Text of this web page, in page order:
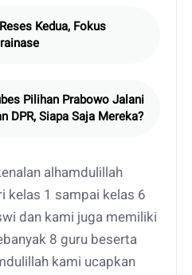
Kedua, Fokus
Pilihan Prabowo Jalani
DPR, Siapa Saja Mereka?
alhamdulillah
kelas 1 sampai kelas 6
dan kami juga memiliki
8 guru beserta
kami ucapkan